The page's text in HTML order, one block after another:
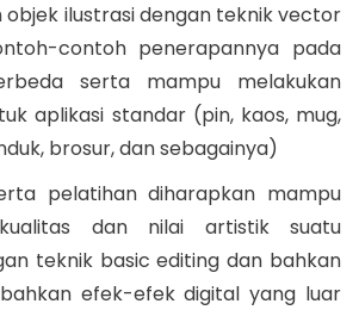
ilustrasi dengan teknik vector
contoh penerapannya pada
serta mampu melakukan
aplikasi standar (pin, kaos, mug,
brosur, dan sebagainya)
pelatihan diharapkan mampu
dan nilai artistik suatu
teknik basic editing dan bahkan
efek-efek digital yang luar